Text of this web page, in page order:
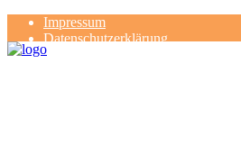
Impressum
Datenschutzerklärung
Kontakt